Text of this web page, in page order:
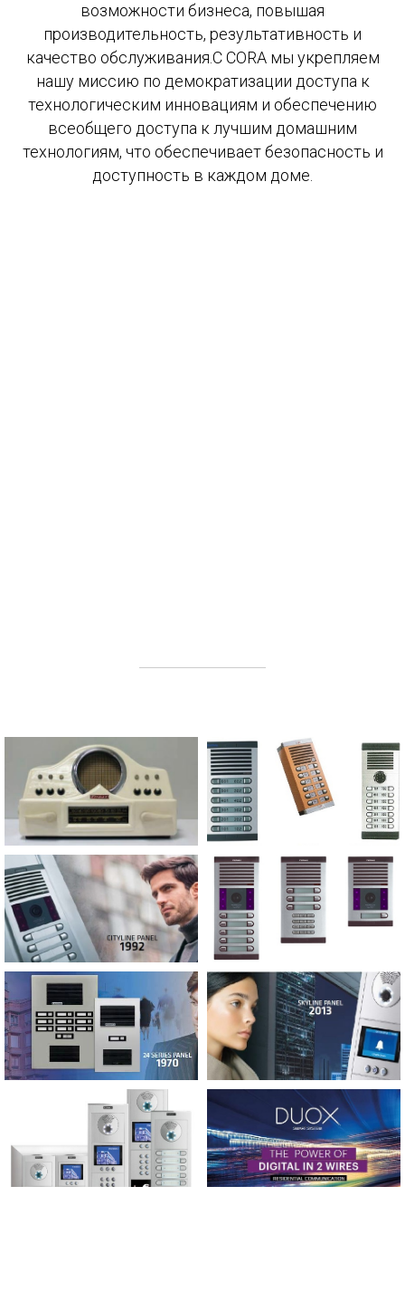
возможности бизнеса, повышая
производительность, результативность и
качество обслуживания.С CORA мы укрепляем
нашу миссию по демократизации доступа к
технологическим инновациям и обеспечению
всеобщего доступа к лучшим домашним
технологиям, что обеспечивает безопасность и
доступность в каждом доме.